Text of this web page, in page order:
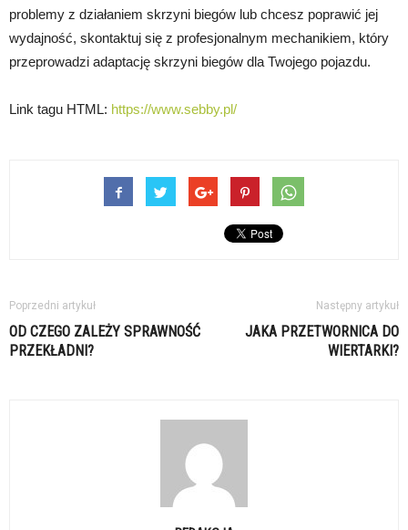
problemy z działaniem skrzyni biegów lub chcesz poprawić jej
wydajność, skontaktuj się z profesjonalnym mechanikiem, który
przeprowadzi adaptację skrzyni biegów dla Twojego pojazdu.
Link tagu HTML: https://www.sebby.pl/
Poprzedni artykuł
OD CZEGO ZALEŻY SPRAWNOŚĆ
PRZEKŁADNI?
Następny artykuł
JAKA PRZETWORNICA DO
WIERTARKI?